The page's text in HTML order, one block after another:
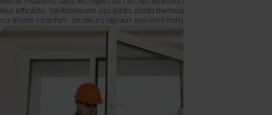
leur efficacité. Vieillissement des joints, ponts thermiques, usure des vitrages
ou simple inconfort : plusieurs signaux peuvent indiquer qu’il est temps de les
changer. Le remplacement des menuiseries est un investissement important,
mais il offre des avantages tangibles. En plus d’embellir votre bâtiment et
valoriser durablement votre bien, il permet aussi de retrouver du confort
thermique et acoustique. Dans notre article, vous trouverez les signes à